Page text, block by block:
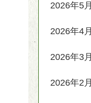
2026年5月
2026年4月
2026年3月
2026年2月